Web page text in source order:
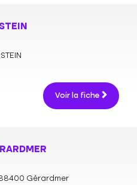
Voir la fiche
Gérardmer